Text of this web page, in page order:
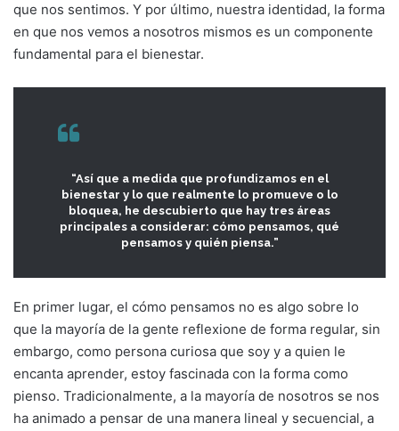
que nos sentimos. Y por último, nuestra identidad, la forma
en que nos vemos a nosotros mismos es un componente
fundamental para el bienestar.
“Así que a medida que profundizamos en el
bienestar y lo que realmente lo promueve o lo
bloquea, he descubierto que hay tres áreas
principales a considerar: cómo pensamos, qué
pensamos y quién piensa.”
En primer lugar, el cómo pensamos no es algo sobre lo
que la mayoría de la gente reflexione de forma regular, sin
embargo, como persona curiosa que soy y a quien le
encanta aprender, estoy fascinada con la forma como
pienso. Tradicionalmente, a la mayoría de nosotros se nos
ha animado a pensar de una manera lineal y secuencial, a